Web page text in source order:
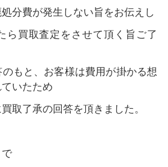
分費が発生しない旨をお伝えし
ら買取査定をさせて頂く旨ご了
もと、お客様は費用が掛かる想
いたため
取了承の回答を頂きました。